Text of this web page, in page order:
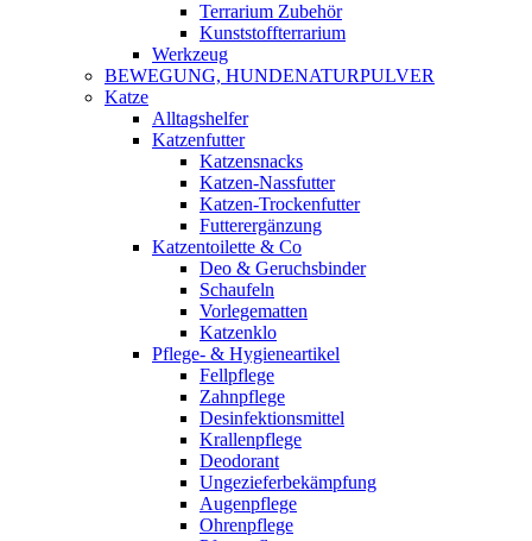
Terrarium Zubehör
Kunststoffterrarium
Werkzeug
BEWEGUNG, HUNDENATURPULVER
Katze
Alltagshelfer
Katzenfutter
Katzensnacks
Katzen-Nassfutter
Katzen-Trockenfutter
Futterergänzung
Katzentoilette & Co
Deo & Geruchsbinder
Schaufeln
Vorlegematten
Katzenklo
Pflege- & Hygieneartikel
Fellpflege
Zahnpflege
Desinfektionsmittel
Krallenpflege
Deodorant
Ungezieferbekämpfung
Augenpflege
Ohrenpflege